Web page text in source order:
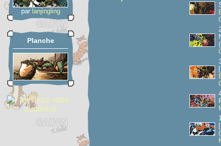
par lanjingling
Planche
(
(